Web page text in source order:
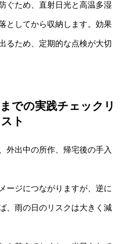
ぐため、直射日光と高温多湿
としてから収納します。効果
るため、定期的な点検が大切
での実践チェックリ
スト
外出中の所作、帰宅後の手入
ージにつながりますが、逆に
、雨の日のリスクは大きく減